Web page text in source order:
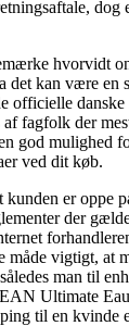
dog
hvorvidt
det kan være en
officielle danske
fagfolk der
god mulighed
ved dit køb.
kunden er oppe
der
måde vigtigt, at
man til
Ultimate
til en kvinde